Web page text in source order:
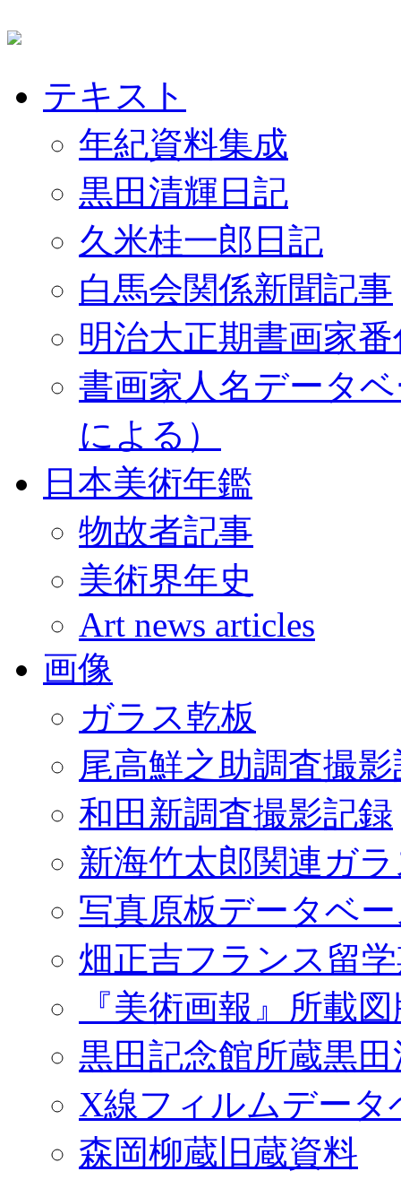
テキスト
年紀資料集成
黒田清輝日記
久米桂一郎日記
白馬会関係新聞記事
明治大正期書画家
書画家人名データ
による）
日本美術年鑑
物故者記事
美術界年史
Art news articles
画像
ガラス乾板
尾高鮮之助調査撮
和田新調査撮影記録
新海竹太郎関連ガ
写真原板データベ
畑正吉フランス留
『美術画報』所載
黒田記念館所蔵黒
X線フィルムデータ
森岡柳蔵旧蔵資料